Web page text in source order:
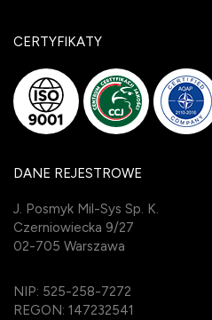
CERTYFIKATY
DANE REJESTROWE
J. Posmyk Mil-Sys Sp. K.
Czerniowiecka 9/27
02-705 Warszawa
NIP: 525-258-7272
REGON: 147232541